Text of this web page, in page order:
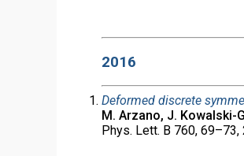
2016
Deformed discrete
M. Arzano, J. Kowalski-
Phys. Lett. B 760, 69–73,